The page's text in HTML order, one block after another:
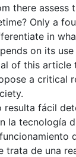
there assess
Only a
in
on its
of this article
a critical
resulta fácil
la tecnología
trata de una